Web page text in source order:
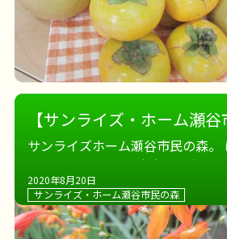
【サンライズ・ホーム瀬
WEB面会 感激の再会～
サンライズホーム瀬谷市民の森。
東京にお住ま
型コロナウィルスの影響で、なか
とができませんでした。 画面越
久しぶりの娘さま・お孫さま […]
2020年8月20日
サンライズ・ホーム瀬谷市民の森